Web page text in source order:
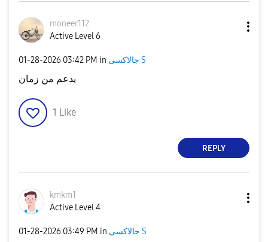
moneer112
Active Level 6
‎01-28-2026 03:42 PM in جالاكسى S
يدعم من زمان
1 Like
REPLY
kmkm1
Active Level 4
‎01-28-2026 03:49 PM in جالاكسى S